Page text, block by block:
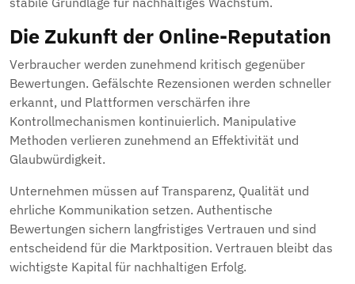
Die Zukunft der Online-Reputation
Verbraucher werden zunehmend kritisch gegenüber
Bewertungen. Gefälschte Rezensionen werden schneller
erkannt, und Plattformen verschärfen ihre
Kontrollmechanismen kontinuierlich. Manipulative
Methoden verlieren zunehmend an Effektivität und
Glaubwürdigkeit.
Unternehmen müssen auf Transparenz, Qualität und
ehrliche Kommunikation setzen. Authentische
Bewertungen sichern langfristiges Vertrauen und sind
entscheidend für die Marktposition. Vertrauen bleibt das
wichtigste Kapital für nachhaltigen Erfolg.